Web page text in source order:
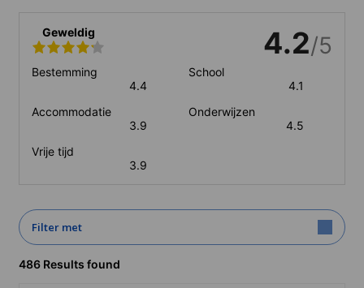
Geweldig 4.2/5
Bestemming
4.4
School
4.1
Accommodatie
3.9
Onderwijzen
4.5
Vrije tijd
3.9
Filter met
486 Results found